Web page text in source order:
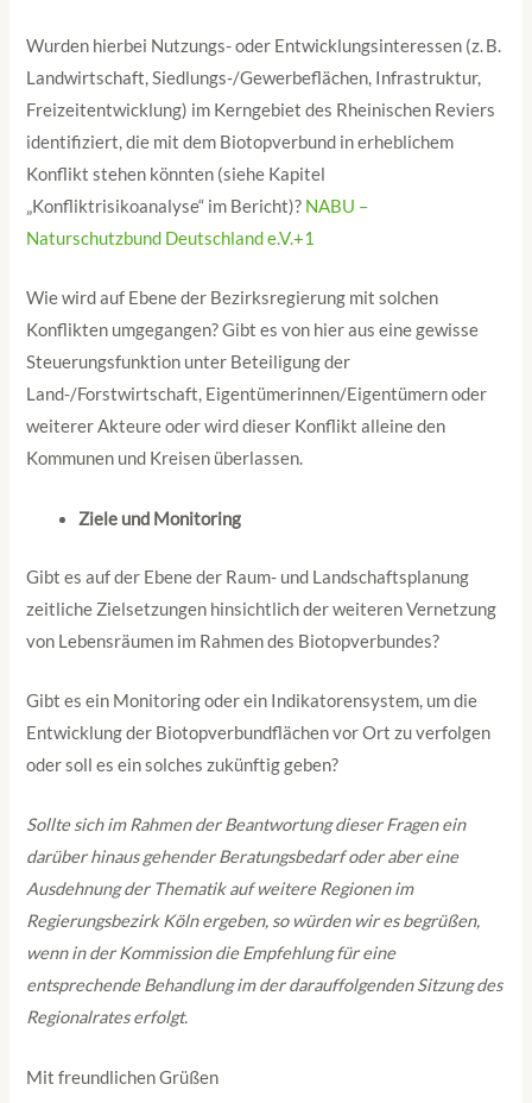
Wurden hierbei Nutzungs- oder Entwicklungsinteressen (z. B.
Landwirtschaft, Siedlungs‑/Gewerbeflächen, Infrastruktur,
Freizeitentwicklung) im Kerngebiet des Rheinischen Reviers
identifiziert, die mit dem Biotopverbund in erheblichem
Konflikt stehen könnten (siehe Kapitel
„Konfliktrisikoanalyse“ im Bericht)? NABU –
Naturschutzbund Deutschland e.V.+1
Wie wird auf Ebene der Bezirksregierung mit solchen
Konflikten umgegangen? Gibt es von hier aus eine gewisse
Steuerungsfunktion unter Beteiligung der
Land‑/Forstwirtschaft, Eigentümerinnen/Eigentümern oder
weiterer Akteure oder wird dieser Konflikt alleine den
Kommunen und Kreisen überlassen.
Ziele und Monitoring
Gibt es auf der Ebene der Raum- und Landschaftsplanung
zeitliche Zielsetzungen hinsichtlich der weiteren Vernetzung
von Lebensräumen im Rahmen des Biotopverbundes?
Gibt es ein Monitoring oder ein Indikatorensystem, um die
Entwicklung der Biotopverbundflächen vor Ort zu verfolgen
oder soll es ein solches zukünftig geben?
Sollte sich im Rahmen der Beantwortung dieser Fragen ein
darüber hinaus gehender Beratungsbedarf oder aber eine
Ausdehnung der Thematik auf weitere Regionen im
Regierungsbezirk Köln ergeben, so würden wir es begrüßen,
wenn in der Kommission die Empfehlung für eine
entsprechende Behandlung im der darauffolgenden Sitzung des
Regionalrates erfolgt.
Mit freundlichen Grüßen